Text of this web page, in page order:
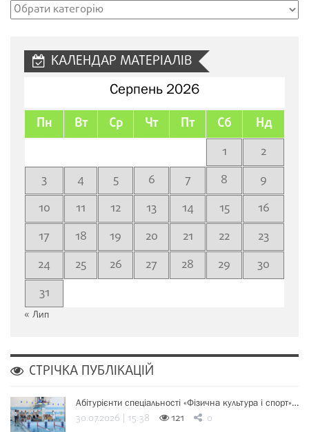
Рубрики
КАЛЕНДАР МАТЕРІАЛІВ
Серпень 2026
Пн Вт Ср Чт Пт Сб Нд
1
2
3
4 5 6 7 8
9
10
11 12 13 14 15
16
17
18 19 20 21 22
23
24
25 26 27 28 29
30
31
« Лип
СТРІЧКА ПУБЛІКАЦІЙ
Абітурієнти спеціальності «Фізична культура і спорт»…
30.07.2026 | 15:38 121 0